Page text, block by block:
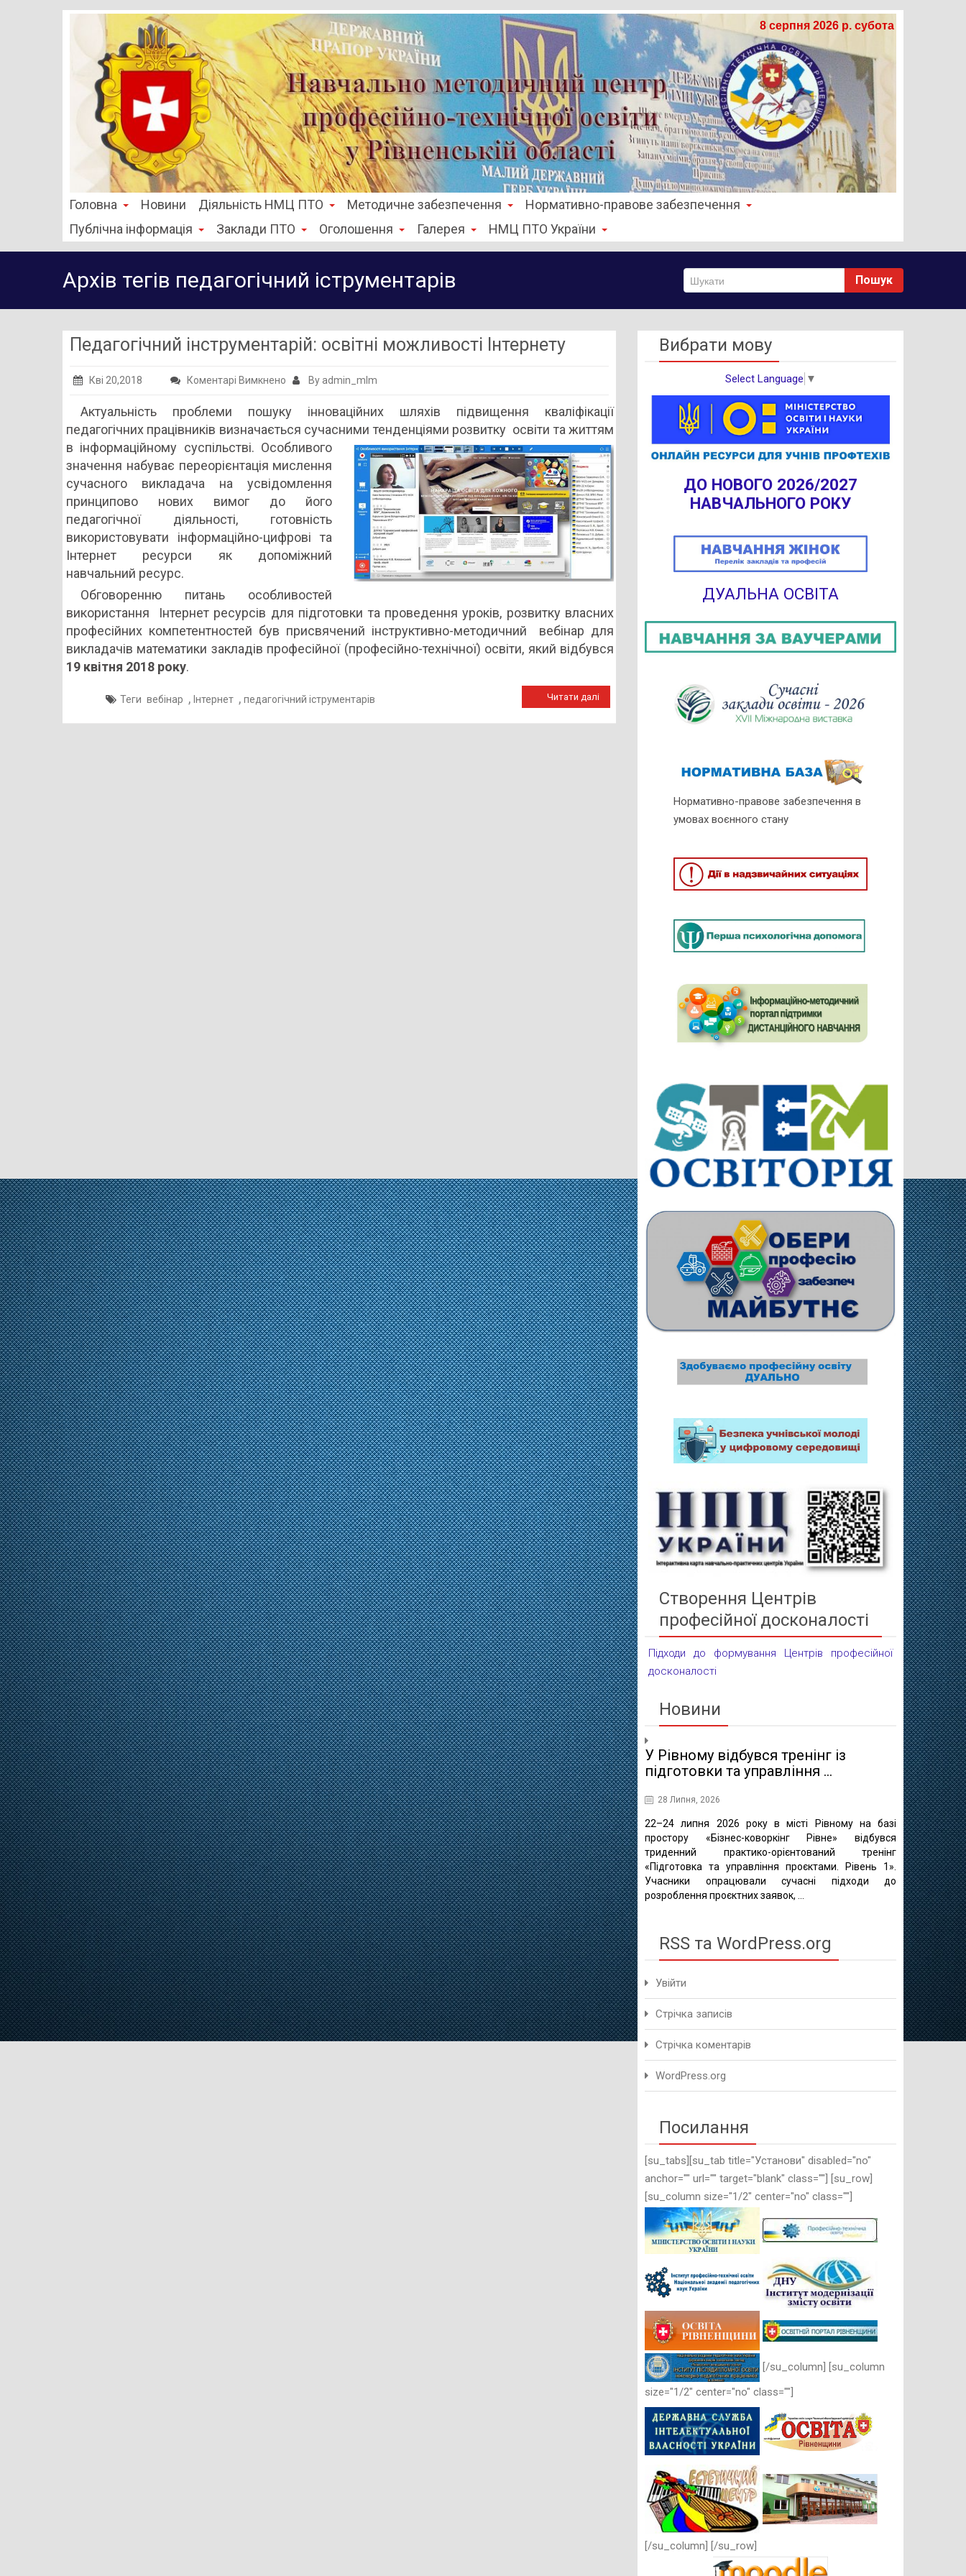
8 серпня 2026 р. субота
Головна Новини Діяльність НМЦ ПТО Методичне забезпечення
Нормативно-правове забезпечення
Публічна інформація
Заклади ПТО Оголошення Галерея НМЦ ПТО України
Архів тегів педагогічний іструментарів Пошук
Педагогічний інструментарій: освітні можливості Інтернету
Кві 20,2018 Коментарі Вимкнено до
інструментарій:
освітні
можливості
Інтернету
By admin_mlm
Актуальність проблеми пошуку інноваційних шляхів підвищення кваліфікації
педагогічних працівників визначається сучасними тенденціями розвитку освіти та життям
в інформаційному суспільстві. Особливого
значення набуває переорієнтація мислення
сучасного викладача на усвідомлення
принципово нових вимог до його
педагогічної діяльності, готовність
використовувати інформаційно-цифрові та
Інтернет ресурси як допоміжний
навчальний ресурс.
Обговоренню питань особливостей
використання Інтернет ресурсів для підготовки та проведення уроків, розвитку власних
професійних компетентностей був присвячений інструктивно-методичний вебінар для
викладачів математики закладів професійної (професійно-технічної) освіти, який відбувся
19 квітня 2018 року.
Теги вебінар , Інтернет , педагогічний іструментарів Читати далі
Вибрати мову
Select Language ▼
ДО НОВОГО 2026/2027
НАВЧАЛЬНОГО РОКУ
ДУАЛЬНА ОСВІТА
Нормативно-правове забезпечення в
умовах воєнного стану
Створення Центрів
професійної досконалості
Підходи до формування Центрів професійної
досконалості
Новини
У Рівному відбувся тренінг із
підготовки та управління ...
28 Липня, 2026
22–24 липня 2026 року в місті Рівному на базі
простору «Бізнес-коворкінг Рівне» відбувся
триденний практико-орієнтований тренінг
«Підготовка та управління проєктами. Рівень 1».
Учасники опрацювали сучасні підходи до
розроблення проєктних заявок, ...
освіти
16 Липня,
10 липня в
відбулася
міста Рівне
методичного
RSS та WordPress.org
Увійти
Стрічка записів
Стрічка коментарів
WordPress.org
Посилання
[su_tabs][su_tab title="Установи" disabled="no"
anchor="" url="" target="blank" class=""] [su_row]
[su_column size="1/2" center="no" class=""]
[/su_column] [su_column
size="1/2" center="no" class=""]
[/su_column] [/su_row]